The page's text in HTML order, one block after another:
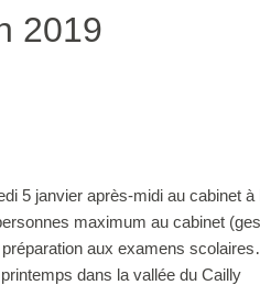
2019
5 janvier après-midi au cabinet à
maximum au cabinet
aux examens
dans la vallée du Cailly